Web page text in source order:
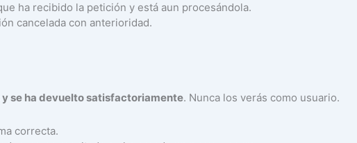
ha recibido la petición y está aun procesándola.
cancelada con anterioridad.
se ha devuelto satisfactoriamente. Nunca los verás como usuario.
correcta.